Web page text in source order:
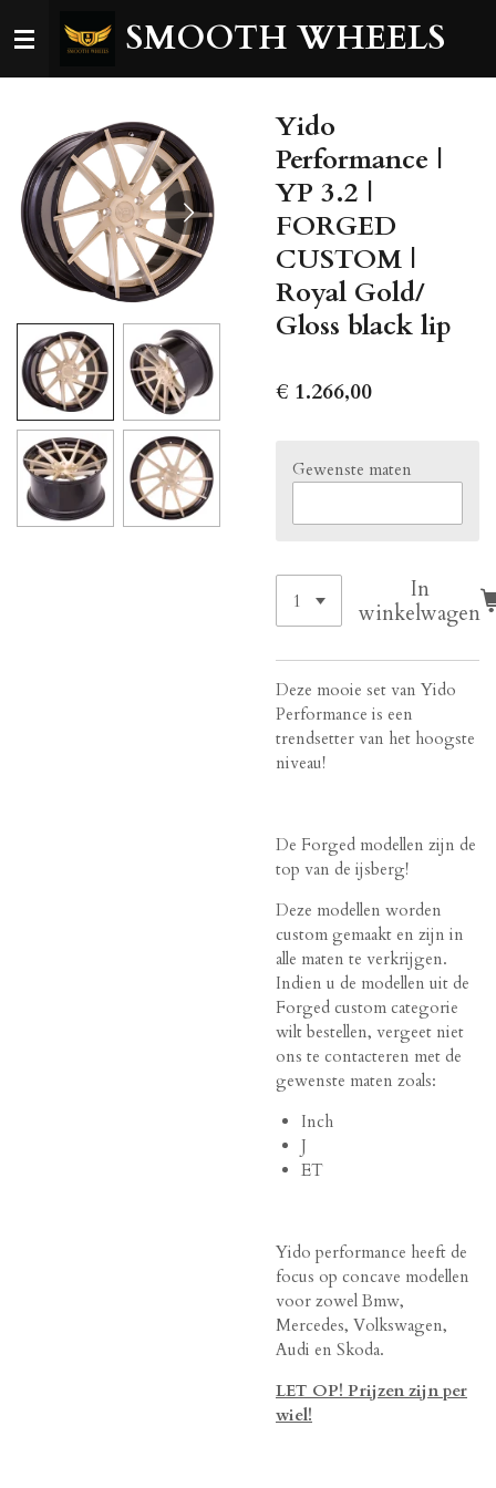
direct
SMOOTH WHEELS
Yido
Performance |
YP 3.2 |
FORGED
CUSTOM |
Royal Gold/
Gloss black lip
€ 1.266,00
Gewenste maten
In
winkelwagen
Deze mooie set van Yido
Performance is een
trendsetter van het hoogste
niveau!
De Forged modellen zijn de
top van de ijsberg!
Deze modellen worden
custom gemaakt en zijn in
alle maten te verkrijgen.
Indien u de modellen uit de
Forged custom categorie
wilt bestellen, vergeet niet
ons te contacteren met de
gewenste maten zoals:
Inch
J
ET
Yido performance heeft de
focus op concave modellen
voor zowel Bmw,
Mercedes, Volkswagen,
Audi en Skoda.
LET OP! Prijzen zijn per
wiel!